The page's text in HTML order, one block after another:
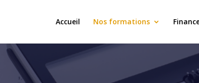
Accueil Nos formations